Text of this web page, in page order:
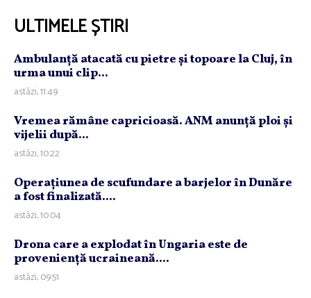
ULTIMELE ȘTIRI
Ambulanţă atacată cu pietre şi topoare la Cluj, în
urma unui clip...
astăzi, 11:49
Vremea rămâne capricioasă. ANM anunţă ploi şi
vijelii după...
astăzi, 10:22
Operaţiunea de scufundare a barjelor în Dunăre
a fost finalizată....
astăzi, 10:04
Drona care a explodat în Ungaria este de
provenienţă ucraineană....
astăzi, 09:51